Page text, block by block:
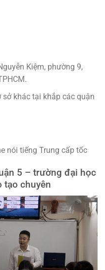
Kiệm, phường 9,
sở khác tại khắp các quận
nói tiếng Trung cấp tốc
5 – trường đại học
tạo chuyên